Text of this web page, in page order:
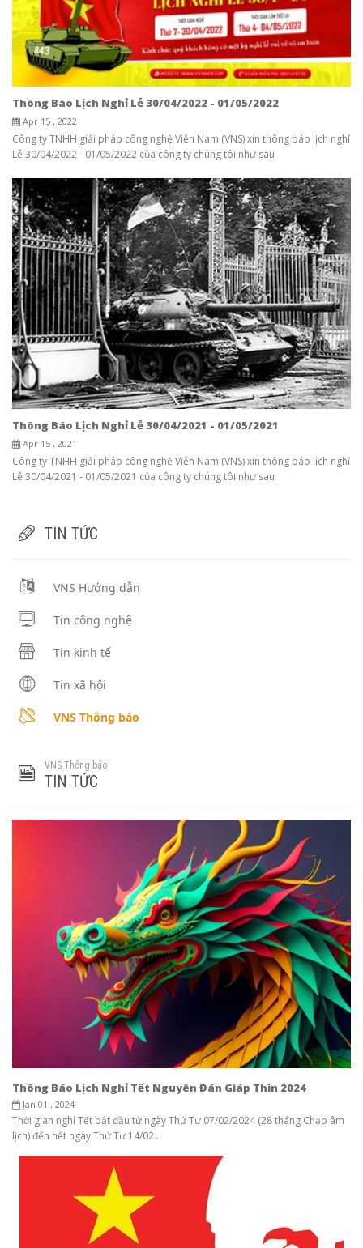
Thông Báo Lịch Nghỉ Lễ 30/04/2022 - 01/05/2022
Apr 15 , 2022
Công ty TNHH giải pháp công nghệ Viễn Nam (VNS) xin thông báo lịch nghỉ
Lễ 30/04/2022 - 01/05/2022 của công ty chúng tôi như sau
Thông Báo Lịch Nghỉ Lễ 30/04/2021 - 01/05/2021
Apr 15 , 2021
Công ty TNHH giải pháp công nghệ Viễn Nam (VNS) xin thông báo lịch nghỉ
Lễ 30/04/2021 - 01/05/2021 của công ty chúng tôi như sau
TIN TỨC
VNS Hướng dẫn
Tin công nghệ
Tin kinh tế
Tin xã hội
VNS Thông báo
VNS Thông báo
TIN TỨC
Thông Báo Lịch Nghỉ Tết Nguyên Đán Giáp Thìn 2024
Jan 01 , 2024
Thời gian nghỉ Tết bắt đầu từ ngày Thứ Tư 07/02/2024 (28 tháng Chạp âm
lịch) đến hết ngày Thứ Tư 14/02...